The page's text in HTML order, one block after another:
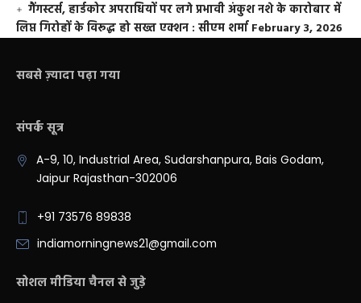
गैंगस्टर्स, हार्डकोर अपराधियों पर लगे प्रभावी अंकुश नशे के कारोबार में
लिप्त गिरोहों के विरूद्ध हो सख्त एक्शन : सीएम शर्मा February 3, 2026
सबसे ज़्यादा पढ़ा गया
संपर्क सूत्र
A-9, 10, Industrial Area, Sudarshanpura, Bais Godam,
Jaipur Rajasthan-302006
+91 73576 89838
indiamorningnews21@gmail.com
सोशल मीडिया चैनल से जुड़े